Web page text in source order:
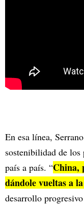
En esa línea,
sostenibilidad de
país a país. “China,
dándole vueltas a
desarrollo